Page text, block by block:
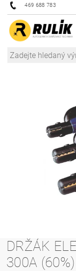
469 688 783
DRŽÁK
300A